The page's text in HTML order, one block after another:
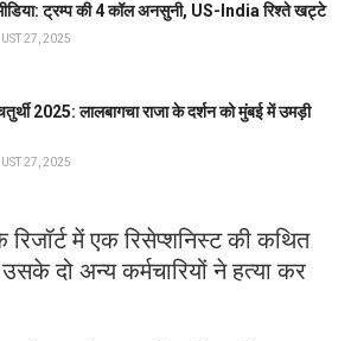
ट्रम्प की 4 कॉल अनसुनी, US-India रिश्ते खट्टे
27, 2025
2025: लालबागचा राजा के दर्शन को मुंबई में उमड़ी
27, 2025
में एक रिसेप्शनिस्ट की कथित
दो अन्य कर्मचारियों ने हत्या कर